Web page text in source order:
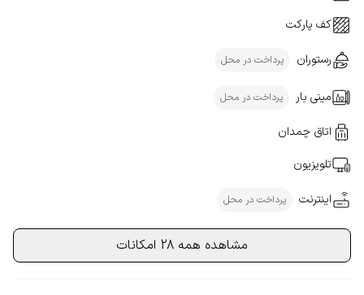
کف پارکت
رستوران پرداخت در محل
مینی بار پرداخت در محل
اتاق چمدان
تلویزیون
اینترنت پرداخت در محل
مشاهده همه 28 امکانات